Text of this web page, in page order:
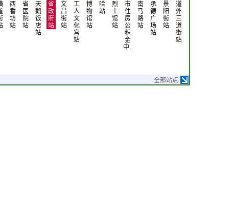
西
香
坊
站
省
医
院
站
天
鹅
饭
店
站
省
政
府
站
文
昌
街
站
工
人
文
化
宫
站
博
物
馆
站
哈
站
烈
士
馆
站
市
住
房
公
积
金
中…
南
马
路
站
承
德
广
场
站
景
阳
街
站
道
外
三
道
街
站
全部站点